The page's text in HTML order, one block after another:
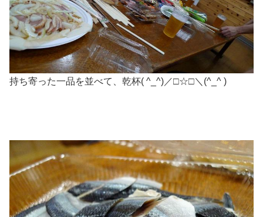
持ち寄った一品を並べて、乾杯( ^_^)／□☆□＼(^_^ )